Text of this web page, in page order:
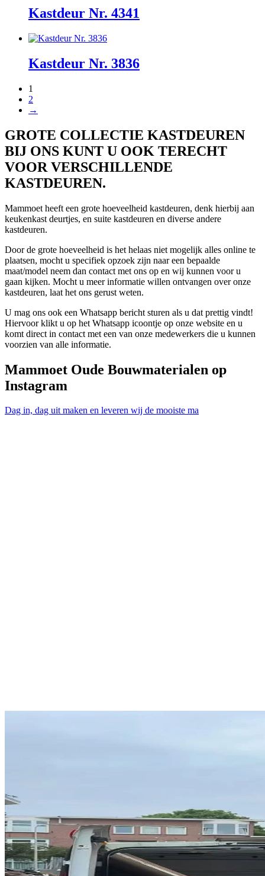
Kastdeur Nr. 4341
Kastdeur Nr. 3836
1
2
→
GROTE COLLECTIE KASTDEUREN
BIJ ONS KUNT U OOK TERECHT
VOOR VERSCHILLENDE
KASTDEUREN.
Mammoet heeft een grote hoeveelheid kastdeuren, denk hierbij aan
keukenkast deurtjes, en suite kastdeuren en diverse andere
kastdeuren.
Door de grote hoeveelheid is het helaas niet mogelijk alles online te
plaatsen, mocht u specifiek opzoek zijn naar een bepaalde
maat/model neem dan contact met ons op en wij kunnen voor u
gaan kijken. Mocht u meer informatie willen ontvangen over onze
kastdeuren, laat het ons gerust weten.
U mag ons ook een Whatsapp bericht sturen als u dat prettig vindt!
Hiervoor klikt u op het Whatsapp icoontje op onze website en u
komt direct in contact met een van onze medewerkers die u kunnen
voorzien van alle informatie.
Mammoet Oude Bouwmaterialen op
Instagram
Dag in, dag uit maken en leveren wij de mooiste ma